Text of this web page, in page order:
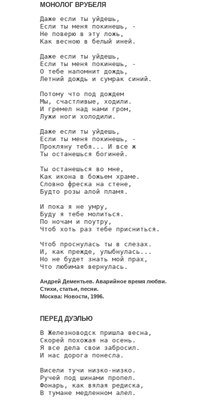
МОНОЛОГ ВРУБЕЛЯ
Даже если ты уйдешь,
Если ты меня покинешь, -
Не поверю в эту ложь,
Как весною в белый иней.
Даже если ты уйдешь,
Если ты меня покинешь, -
О тебе напомнит дождь,
Летний дождь и сумрак синий.
Потому что под дождем
Мы, счастливые, ходили.
И гремел над нами гром,
Лужи ноги холодили.
Даже если ты уйдешь,
Если ты меня покинешь, -
Прокляну тебя... И все ж
Ты останешься богиней.
Ты останешься во мне,
Как икона в божьем храме.
Словно фреска на стене,
Будто розы алой пламя.
И пока я не умру,
Буду я тебе молиться.
По ночам и поутру,
Чтоб хоть раз тебе присниться.
Чтоб проснулась ты в слезах.
И, как прежде, улыбнулась...
Но не будет знать мой прах,
Что любимая вернулась.
Андрей Дементьев. Аварийное время любви.
Стихи, статьи, песни.
Москва: Новости, 1996.
ПЕРЕД ДУЭЛЬЮ
В Железноводск пришла весна,
Скорей похожая на осень.
Я все дела свои забросил.
И нас дорога понесла.
Висели тучи низко-низко.
Ручей под шинами пропел.
Фонарь, как вялая редиска,
В тумане медленном алел.